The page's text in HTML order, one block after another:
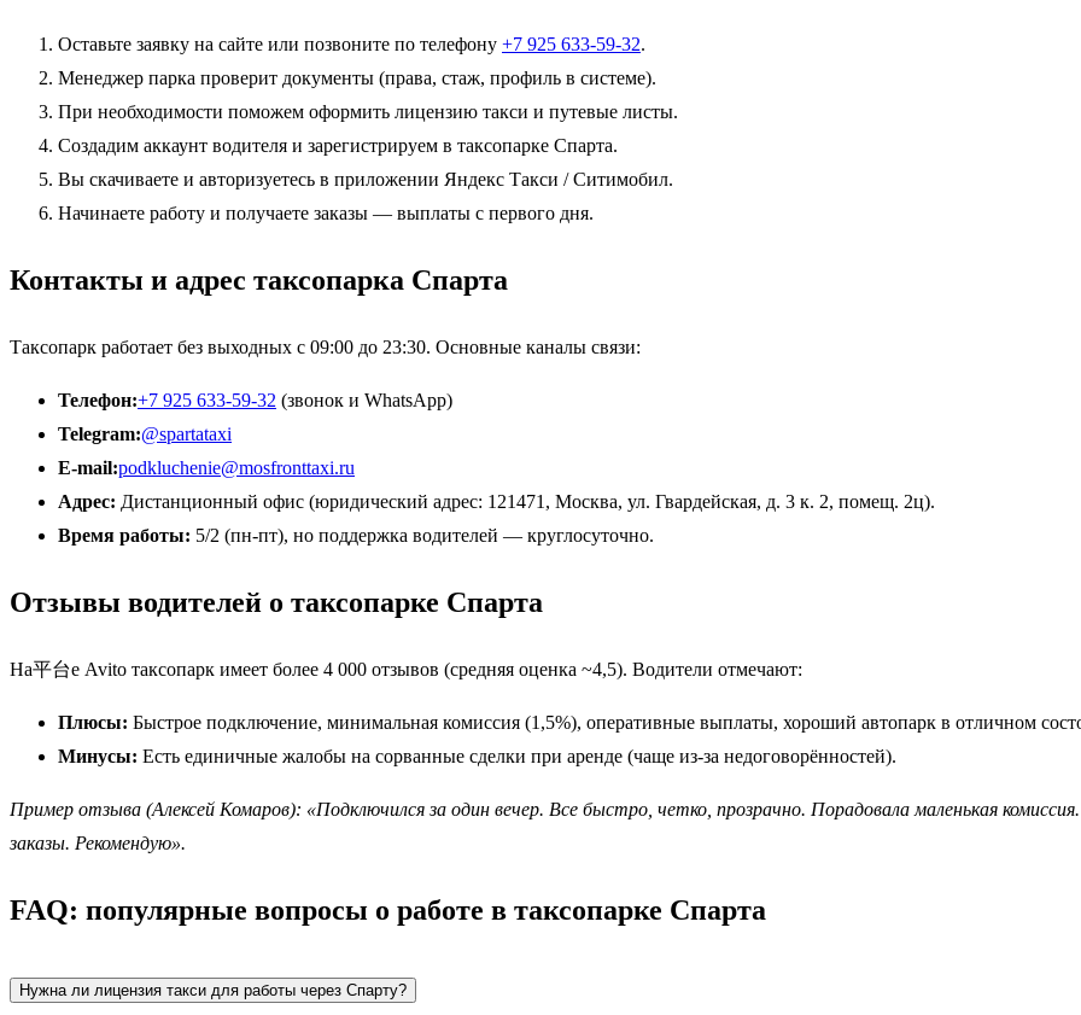
Оставьте заявку на сайте или позвоните по телефону +7 925 633-59-32.
Менеджер парка проверит документы (права, стаж, профиль в системе).
При необходимости поможем оформить лицензию такси и путевые листы.
Создадим аккаунт водителя и зарегистрируем в таксопарке Спарта.
Вы скачиваете и авторизуетесь в приложении Яндекс Такси / Ситимобил.
Начинаете работу и получаете заказы — выплаты с первого дня.
Контакты и адрес таксопарка Спарта
Таксопарк работает без выходных с 09:00 до 23:30. Основные каналы связи:
Телефон:+7 925 633-59-32 (звонок и WhatsApp)
Telegram:@spartataxi
E-mail:podkluchenie@mosfronttaxi.ru
Адрес: Дистанционный офис (юридический адрес: 121471, Москва, ул. Гвардейская, д. 3 к. 2, помещ. 2ц).
Время работы: 5/2 (пн-пт), но поддержка водителей — круглосуточно.
Отзывы водителей о таксопарке Спарта
На平台е Avito таксопарк имеет более 4 000 отзывов (средняя оценка ~4,5). Водители отмечают:
Плюсы: Быстрое подключение, минимальная комиссия (1,5%), оперативные выплаты, хороший автопарк в отличном
Минусы: Есть единичные жалобы на сорванные сделки при аренде (чаще из-за недоговорённостей).
Пример отзыва (Алексей Комаров): «Подключился за один вечер. Все быстро, четко, прозрачно. Порадовала маленькая
заказы. Рекомендую».
FAQ: популярные вопросы о работе в таксопарке Спарта
Нужна ли лицензия такси для работы через Спарту?